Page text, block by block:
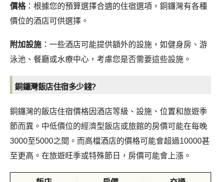
價格：根據您的預算選擇合適的住宿選項，銅鑼灣有各種
價位的酒店可供選擇。
附加設施 ：一些酒店可能提供額外的設施，如健身房、游
泳池、餐廳或水療中心，考慮您是否需要這些設施。
銅鑼灣飯店住宿多少錢?
銅鑼灣的飯店住宿價格因酒店等級、設施、位置和旅遊季
節而異。中低價位的經濟型飯店或旅館的房價可能在每晚
3000至5000之間。而高檔酒店的價格可能會超過10000甚
至更高。在旅遊旺季或特殊節日，房價可能會上漲。